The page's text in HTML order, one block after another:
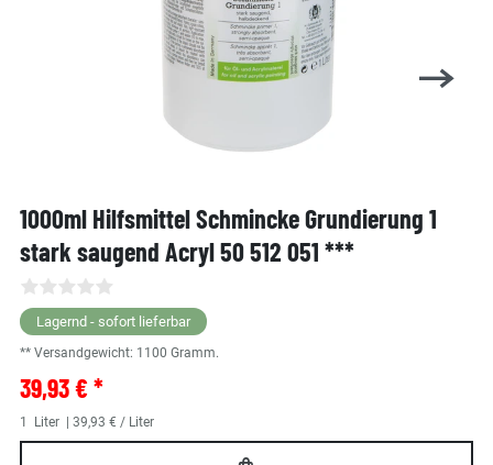
1000ml Hilfsmittel Schmincke Grundierung 1
stark saugend Acryl 50 512 051 ***
Lagernd - sofort lieferbar
** Versandgewicht: 1100 Gramm.
39,93 € *
1 Liter | 39,93 € / Liter